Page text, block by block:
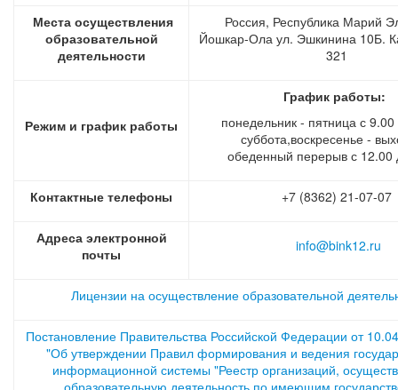
Места осуществления
образовательной
деятельности
Россия, Республика Марий
Йошкар-Ола ул. Эшкинина 10Б.
321
Режим и график работы
График работы:
понедельник - пятница с
суббота,воскресенье -
обеденный перерыв с 12.00
Контактные телефоны +7 (8362) 21-07-07
Адреса электронной
почты
info@bink12.ru
Лицензии на осуществление образовательной
Постановление Правительства Российской Федерации от
"Об утверждении Правил формирования и ведения
информационной системы "Реестр организаций,
образовательную деятельность по имеющим